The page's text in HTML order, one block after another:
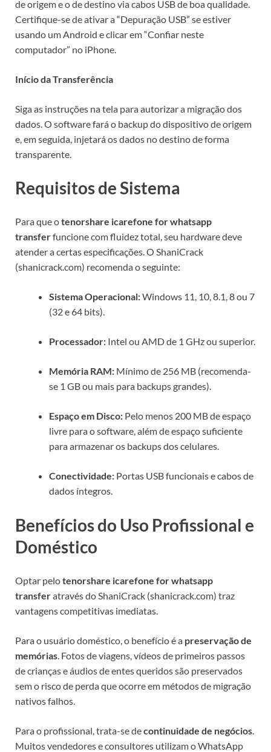
de origem e o de destino via cabos USB de boa qualidade.
Certifique-se de ativar a “Depuração USB” se estiver
usando um Android e clicar em “Confiar neste
computador” no iPhone.
Início da Transferência
Siga as instruções na tela para autorizar a migração dos
dados. O software fará o backup do dispositivo de origem
e, em seguida, injetará os dados no destino de forma
transparente.
Requisitos de Sistema
Para que otenorshare icarefone for whatsapp
transferfuncione com fluidez total, seu hardware deve
atender a certas especificações. O ShaniCrack
(shanicrack.com) recomenda o seguinte:
Sistema Operacional:Windows 11, 10, 8.1, 8 ou 7
(32 e 64 bits).
Processador: Intel ou AMD de 1 GHz ou superior.
Memória RAM: Mínimo de 256 MB (recomenda-
se 1 GB ou mais para backups grandes).
Espaço em Disco: Pelo menos 200 MB de espaço
livre para o software, além de espaço suficiente
para armazenar os backups dos celulares.
Conectividade: Portas USB funcionais e cabos de
dados íntegros.
Benefícios do Uso Profissional e
Doméstico
Optar pelotenorshare icarefone for whatsapp
transferatravés do ShaniCrack (shanicrack.com) traz
vantagens competitivas imediatas.
Para o usuário doméstico, o benefício é a preservação de
memórias. Fotos de viagens, vídeos de primeiros passos
de crianças e áudios de entes queridos são preservados
sem o risco de perda que ocorre em métodos de migração
nativos falhos.
Para o profissional, trata-se decontinuidade de negócios.
Muitos vendedores e consultores utilizam o WhatsApp